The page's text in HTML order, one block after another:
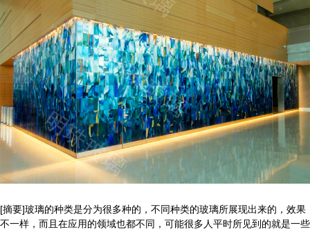
[摘要]玻璃的种类是分为很多种的，不同种类的玻璃所展现出来的，效果
不一样，而且在应用的领域也都不同，可能很多人平时所见到的就是一些